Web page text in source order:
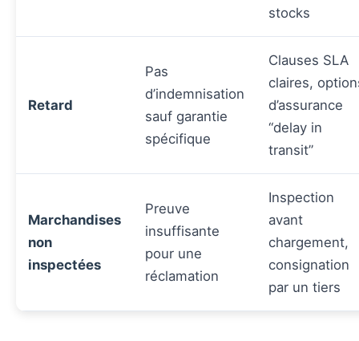
stocks
Retard
Pas
d’indemnisation
sauf garantie
spécifique
Clauses SLA
claires,
d’assurance
“delay in
transit”
Marchandises
non
inspectées
Preuve
insuffisante
pour une
réclamation
Inspection
avant
chargement,
consignation
par un tiers